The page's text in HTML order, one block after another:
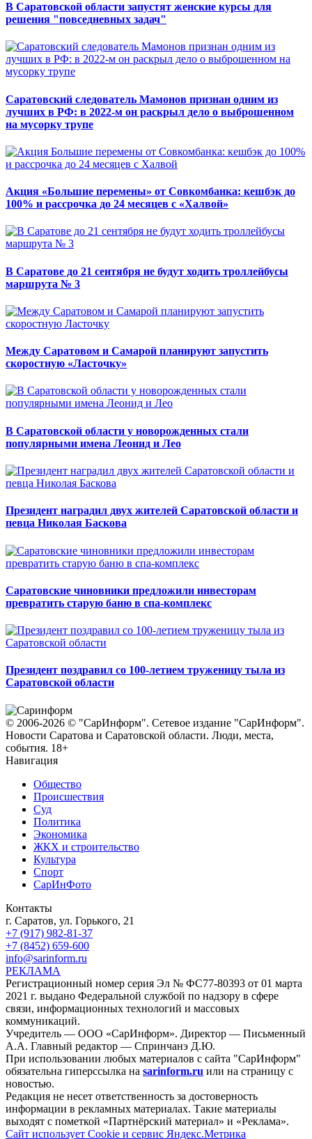
В Саратовской области запустят женские курсы для
решения "повседневных задач"
Саратовский следователь Мамонов признан одним из
лучших в РФ: в 2022-м он раскрыл дело о выброшенном
на мусорку трупе
Акция «Большие перемены» от Совкомбанка: кешбэк до
100% и рассрочка до 24 месяцев с «Халвой»
В Саратове до 21 сентября не будут ходить троллейбусы
маршрута № 3
Между Саратовом и Самарой планируют запустить
скоростную «Ласточку»
В Саратовской области у новорожденных стали
популярными имена Леонид и Лео
Президент наградил двух жителей Саратовской области и
певца Николая Баскова
Саратовские чиновники предложили инвесторам
превратить старую баню в спа-комплекс
Президент поздравил со 100-летием труженицу тыла из
Саратовской области
© 2006-2026 © "СарИнформ". Сетевое издание "СарИнформ".
Новости Саратова и Саратовской области. Люди, места,
события. 18+
Навигация
Общество
Происшествия
Суд
Политика
Экономика
ЖКХ и строительство
Культура
Спорт
СарИнФото
Контакты
г. Саратов, ул. Горького, 21
+7 (917) 982-81-37
+7 (8452) 659-600
info@sarinform.ru
РЕКЛАМА
Регистрационный номер серия Эл № ФС77-80393 от 01 марта
2021 г. выдано Федеральной службой по надзору в сфере
связи, информационных технологий и массовых
коммуникаций.
Учредитель — ООО «СарИнформ». Директор — Письменный
А.А. Главный редактор — Спринчанэ Д.Ю.
При использовании любых материалов с сайта "СарИнформ"
обязательна гиперссылка на sarinform.ru или на страницу с
новостью.
Редакция не несет ответственность за достоверность
информации в рекламных материалах. Такие материалы
выходят с пометкой «Партнёрский материал» и «Реклама».
Сайт использует Cookie и сервиc Яндекс.Метрика